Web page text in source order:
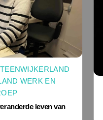
WERK EN
leven van